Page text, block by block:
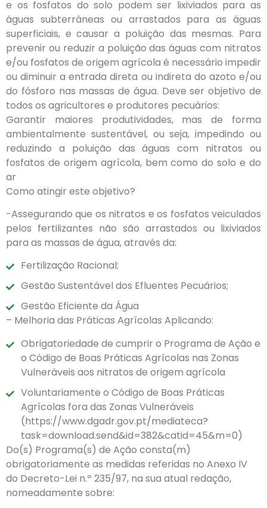
e os fosfatos do solo podem ser lixiviados para as
águas subterrâneas ou arrastados para as águas
superficiais, e causar a poluição das mesmas. Para
prevenir ou reduzir a poluição das águas com nitratos
e/ou fosfatos de origem agrícola é necessário impedir
ou diminuir a entrada direta ou indireta do azoto e/ou
do fósforo nas massas de água. Deve ser objetivo de
todos os agricultores e produtores pecuários:
Garantir maiores produtividades, mas de forma
ambientalmente sustentável, ou seja, impedindo ou
reduzindo a poluição das águas com nitratos ou
fosfatos de origem agrícola, bem como do solo e do
ar
Como atingir este objetivo?
-Assegurando que os nitratos e os fosfatos veiculados
pelos fertilizantes não são arrastados ou lixiviados
para as massas de água, através da:
Fertilização Racional;
Gestão Sustentável dos Efluentes Pecuários;
Gestão Eficiente da Água
– Melhoria das Práticas Agrícolas Aplicando:
Obrigatoriedade de cumprir o Programa de Ação e
o Código de Boas Práticas Agrícolas nas Zonas
Vulneráveis aos nitratos de origem agrícola
Voluntariamente o Código de Boas Práticas
Agrícolas fora das Zonas Vulneráveis
(https://www.dgadr.gov.pt/mediateca?
task=download.send&id=382&catid=45&m=0)
Do(s) Programa(s) de Ação consta(m)
obrigatoriamente as medidas referidas no Anexo IV
do Decreto-Lei n.º 235/97, na sua atual redação,
nomeadamente sobre: